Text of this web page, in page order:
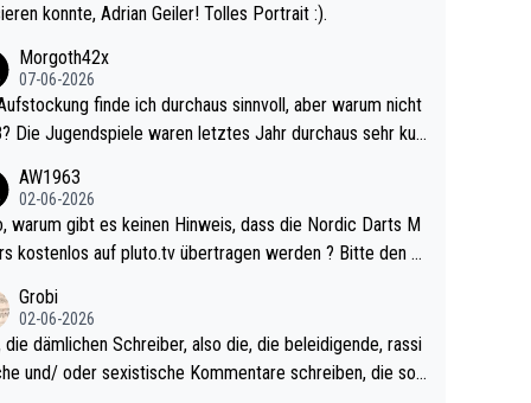
konnte, Adrian Geiler! Tolles Portrait :).
Morgoth42x
07-06-2026
finde ich durchaus sinnvoll, aber warum nicht
sehr kur
Somit ändert die automatische Qualifikation des Weltm
nichts. Ich denke sie wollen damit für nächste
wenig WDF Turniere spielen. Dies war bei Archie Self l
Jahr der Fall. Er musste als amtierender Weltmeister d
den Qualifier und ich glaube kaum, dass Mitchel sich das
antun würde, wenn er doch eigentlich die PDC-WM
AW1963
02-06-2026
M
kostenlos auf pluto.tv übertragen werden ? Bitte den A
Grobi
02-06-2026
die dämlichen Schreiber, also die, die beleidigende, rassi
und/ oder sexistische Kommentare schreiben, die soll